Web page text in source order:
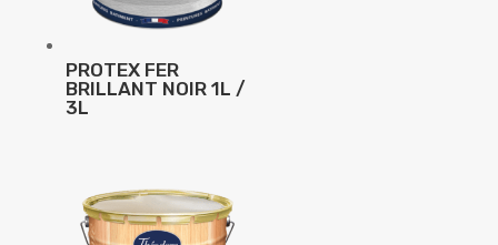
PROTEX FER
BRILLANT NOIR 1L /
3L